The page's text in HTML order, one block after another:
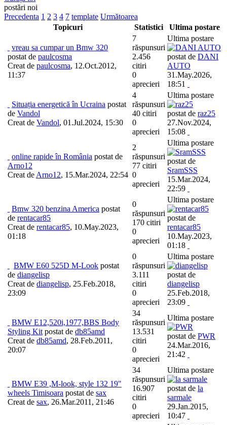
postări noi
Precedenta 1 2 3 4 7 template Următoarea
Topicuri
Statistici Ultima postare
vreau sa cumpar un Bmw 320
postat de paulcosma
Creat de paulcosma, 12.Oct.2012,
11:37
7
răspunsuri
2.456
citiri
0
aprecieri
Ultima postare
postat de DANI
AUTO
31.May.2026,
18:51
Situația energetică în Ucraina postat
de Vandol
Creat de Vandol, 01.Jul.2024, 15:30
4
răspunsuri
40 citiri
0
aprecieri
Ultima postare
postat de raz25
27.Nov.2024,
15:08
online rapide în România postat de
Arno12
Creat de Arno12, 15.Mar.2024, 22:54
2
răspunsuri
77 citiri
0
aprecieri
Ultima postare
postat de
SramSSS
15.Mar.2024,
22:59
Bmw 320 benzina America postat
de rentacar85
Creat de rentacar85, 10.May.2023,
01:18
0
răspunsuri
170 citiri
0
aprecieri
Ultima postare
postat de
rentacar85
10.May.2023,
01:18
BMW E60 525D M-Look postat
de diangelisp
Creat de diangelisp, 25.Feb.2018,
23:09
0
răspunsuri
3.111
citiri
0
aprecieri
Ultima postare
postat de
diangelisp
25.Feb.2018,
23:09
BMW E12,520i,1977,BBS Body
Styling Kit postat de db85amd
Creat de db85amd, 28.Feb.2011,
20:07
34
răspunsuri
13.531
citiri
0
aprecieri
Ultima postare
postat de PWR
24.Mar.2016,
21:42
BMW E39 ,M-look, style 132 19"
wheels Timisoara postat de sax
Creat de sax, 26.Mar.2011, 21:46
34
răspunsuri
16.907
citiri
0
aprecieri
Ultima postare
postat de la
sarmale
29.Jan.2015,
10:47